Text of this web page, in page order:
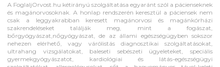
A FoglaljOrvost.hu kétirányú szolgáltatása egyaránt szól a pácienseknek
és magánorvosoknak. A honlap rendszerén keresztül a páciensek nem
csak a leggyakrabban keresett magánorvosi és magánkórházi
szakrendeléseket találják meg, mint a fogászat,
bőrgyógyászat,nőgyógyászat, de az állami egészségügyben sokszor
nehezen elérhető, vagy várólistás diagnosztikai szolgáltatásokat,
ultrahang vizsgálatokat, baleseti sebészeti ügyeleteket, speciális
gyermekgyógyászatot, kardiológiai és látás-egészségügyi